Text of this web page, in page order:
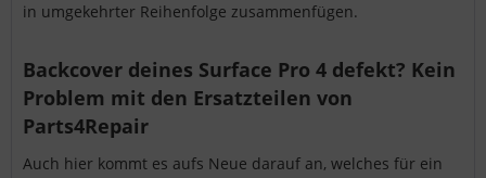
in umgekehrter Reihenfolge zusammenfügen.
Backcover deines Surface Pro 4 defekt? Kein
Problem mit den Ersatzteilen von
Parts4Repair
Auch hier kommt es aufs Neue darauf an, welches für ein